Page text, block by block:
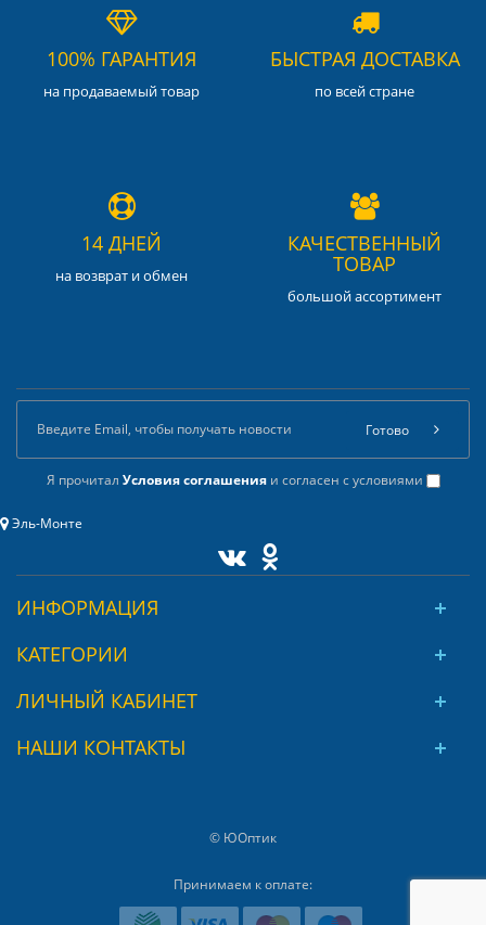
100% ГАРАНТИЯ
на продаваемый товар
БЫСТРАЯ ДОСТАВКА
по всей стране
14 ДНЕЙ
на возврат и обмен
КАЧЕСТВЕННЫЙ
ТОВАР
большой ассортимент
Я прочитал Условия соглашенияи согласен с условиями
Готово
Эль-Монте
ИНФОРМАЦИЯ
КАТЕГОРИИ
ЛИЧНЫЙ КАБИНЕТ
НАШИ КОНТАКТЫ
© ЮОптик
Принимаем к оплате: